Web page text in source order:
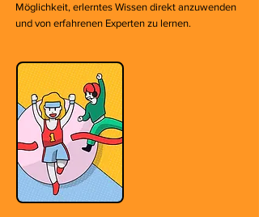
Möglichkeit, erlerntes Wissen direkt anzuwenden
und von erfahrenen Experten zu lernen.